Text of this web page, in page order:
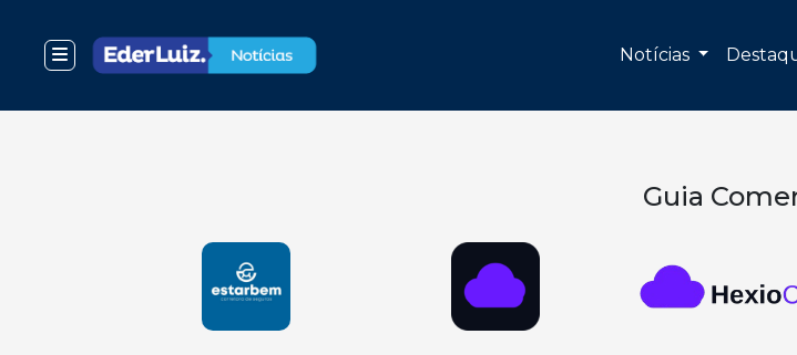
Notícias
Guia